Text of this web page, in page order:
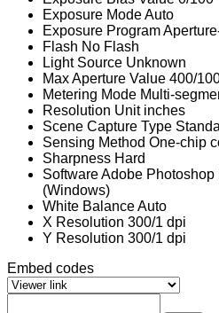
Exposure ModeAuto
Exposure Program
Flash No Flash
Light Source Unknown
Max Aperture Value 400/
Metering Mode Multi-
Resolution Unit inches
Scene Capture Type
Sensing Method One-chip
Sharpness Hard
SoftwareAdobe Photoshop
(Windows)
White BalanceAuto
X Resolution 300/1 dpi
Y Resolution 300/1 dpi
Embed codes